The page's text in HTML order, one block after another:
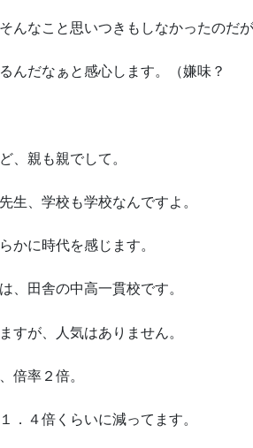
んなこと思いつきもしなかったのだが
んだなぁと感心します。（嫌味？
、親も親でして。
生、学校も学校なんですよ。
かに時代を感じます。
、田舎の中高一貫校です。
すが、人気はありません。
倍率２倍。
．４倍くらいに減ってます。